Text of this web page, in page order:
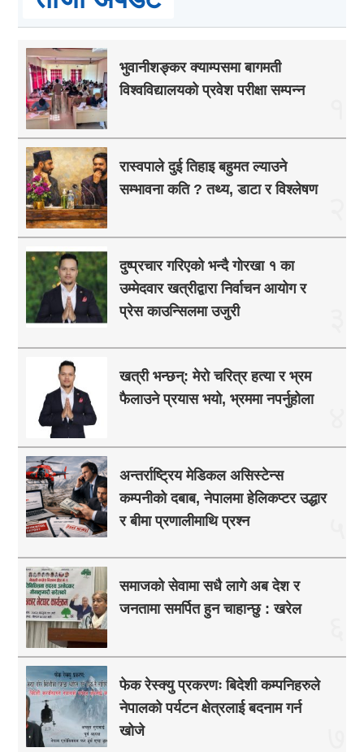
भुवानीशङ्कर क्याम्पसमा बागमती
विश्वविद्यालयको प्रवेश परीक्षा सम्पन्न
रास्वपाले दुई तिहाइ बहुमत ल्याउने
सम्भावना कति ? तथ्य, डाटा र विश्लेषण
दुष्प्रचार गरिएको भन्दै गोरखा १ का
उम्मेदवार खत्रीद्वारा निर्वाचन आयोग र
प्रेस काउन्सिलमा उजुरी
खत्री भन्छन्: मेरो चरित्र हत्या र भ्रम
फैलाउने प्रयास भयो, भ्रममा नपर्नुहोला
अन्तर्राष्ट्रिय मेडिकल असिस्टेन्स
कम्पनीको दबाब, नेपालमा हेलिकप्टर उद्धार
र बीमा प्रणालीमाथि प्रश्न
समाजको सेवामा सधै लागे अब देश र
जनतामा समर्पित हुन चाहान्छु : खरेल
फेक रेस्क्यु प्रकरणः बिदेशी कम्पनिहरुले
नेपालको पर्यटन क्षेत्रलाई बदनाम गर्न
खोजे